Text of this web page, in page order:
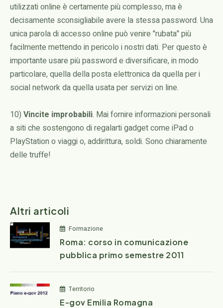
utilizzati online è certamente più complesso, ma è
decisamente sconsigliabile avere la stessa password. Una
unica parola di accesso online può venire "rubata" più
facilmente mettendo in pericolo i nostri dati. Per questo è
importante usare più password e diversificare, in modo
particolare, quella della posta elettronica da quella per i
social network da quella usata per servizi on line.
10) Vincite improbabili. Mai fornire informazioni personali
a siti che sostengono di regalarti gadget come iPad o
PlayStation o viaggi o, addirittura, soldi. Sono chiaramente
delle truffe!
Altri articoli
Formazione
Roma: corso in comunicazione
pubblica primo semestre 2011
Territorio
E-gov Emilia Romagna